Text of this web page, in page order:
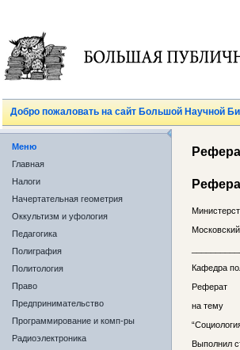
Добро пожаловать на сайт Большой Научной
Меню
Главная
Налоги
Начертательная геометрия
Оккультизм и уфология
Педагогика
Полиграфия
Политология
Право
Предпринимательство
Программирование и комп-ры
Радиоэлектроника
Кафедра
Реферат
на тему
Выполнил